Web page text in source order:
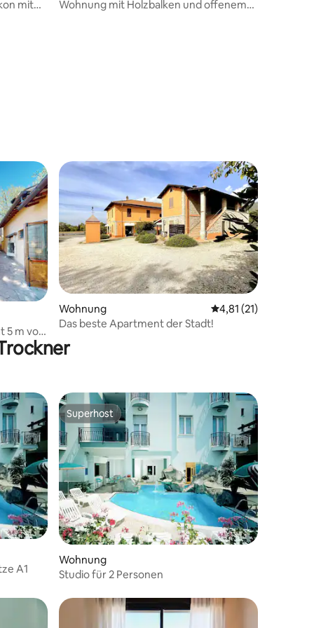
mit
Wohnung mit Holzbalken und offenem
5 m von
Wohnung Durchschnittliche
4,81 (21)
Das beste Apartment der Stadt!
A1
Superhost
Superhost
Wohnung
Studio für 2 Personen